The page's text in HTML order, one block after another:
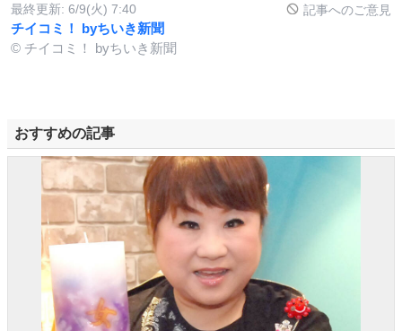
最終更新: 6/9(火) 7:40 記事へのご意見
チイコミ！ byちいき新聞
© チイコミ！ byちいき新聞
おすすめの記事